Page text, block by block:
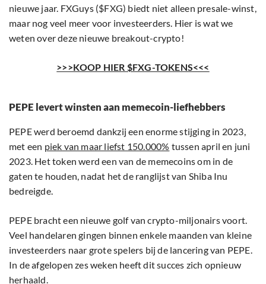
nieuwe jaar. FXGuys ($FXG) biedt niet alleen presale-winst,
maar nog veel meer voor investeerders. Hier is wat we
weten over deze nieuwe breakout-crypto!
>>>KOOP HIER $FXG-TOKENS<<<
PEPE levert winsten aan memecoin-liefhebbers
PEPE werd beroemd dankzij een enorme stijging in 2023,
met een piek van maar liefst 150.000% tussen april en juni
2023. Het token werd een van de memecoins om in de
gaten te houden, nadat het de ranglijst van Shiba Inu
bedreigde.
PEPE bracht een nieuwe golf van crypto-miljonairs voort.
Veel handelaren gingen binnen enkele maanden van kleine
investeerders naar grote spelers bij de lancering van PEPE.
In de afgelopen zes weken heeft dit succes zich opnieuw
herhaald.